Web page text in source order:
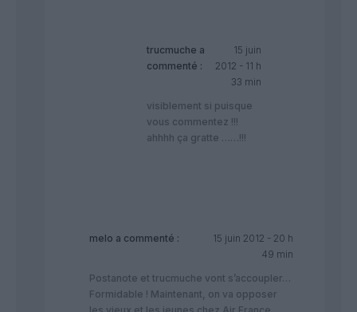
trucmuche a
commenté :
15 juin
2012 - 11 h
33 min
visiblement si puisque
vous commentez !!!
ahhhh ça gratte ……!!!
melo a commenté :
15 juin 2012 - 20 h
49 min
Postanote et trucmuche vont s’accoupler…
Formidable ! Maintenant, on va opposer